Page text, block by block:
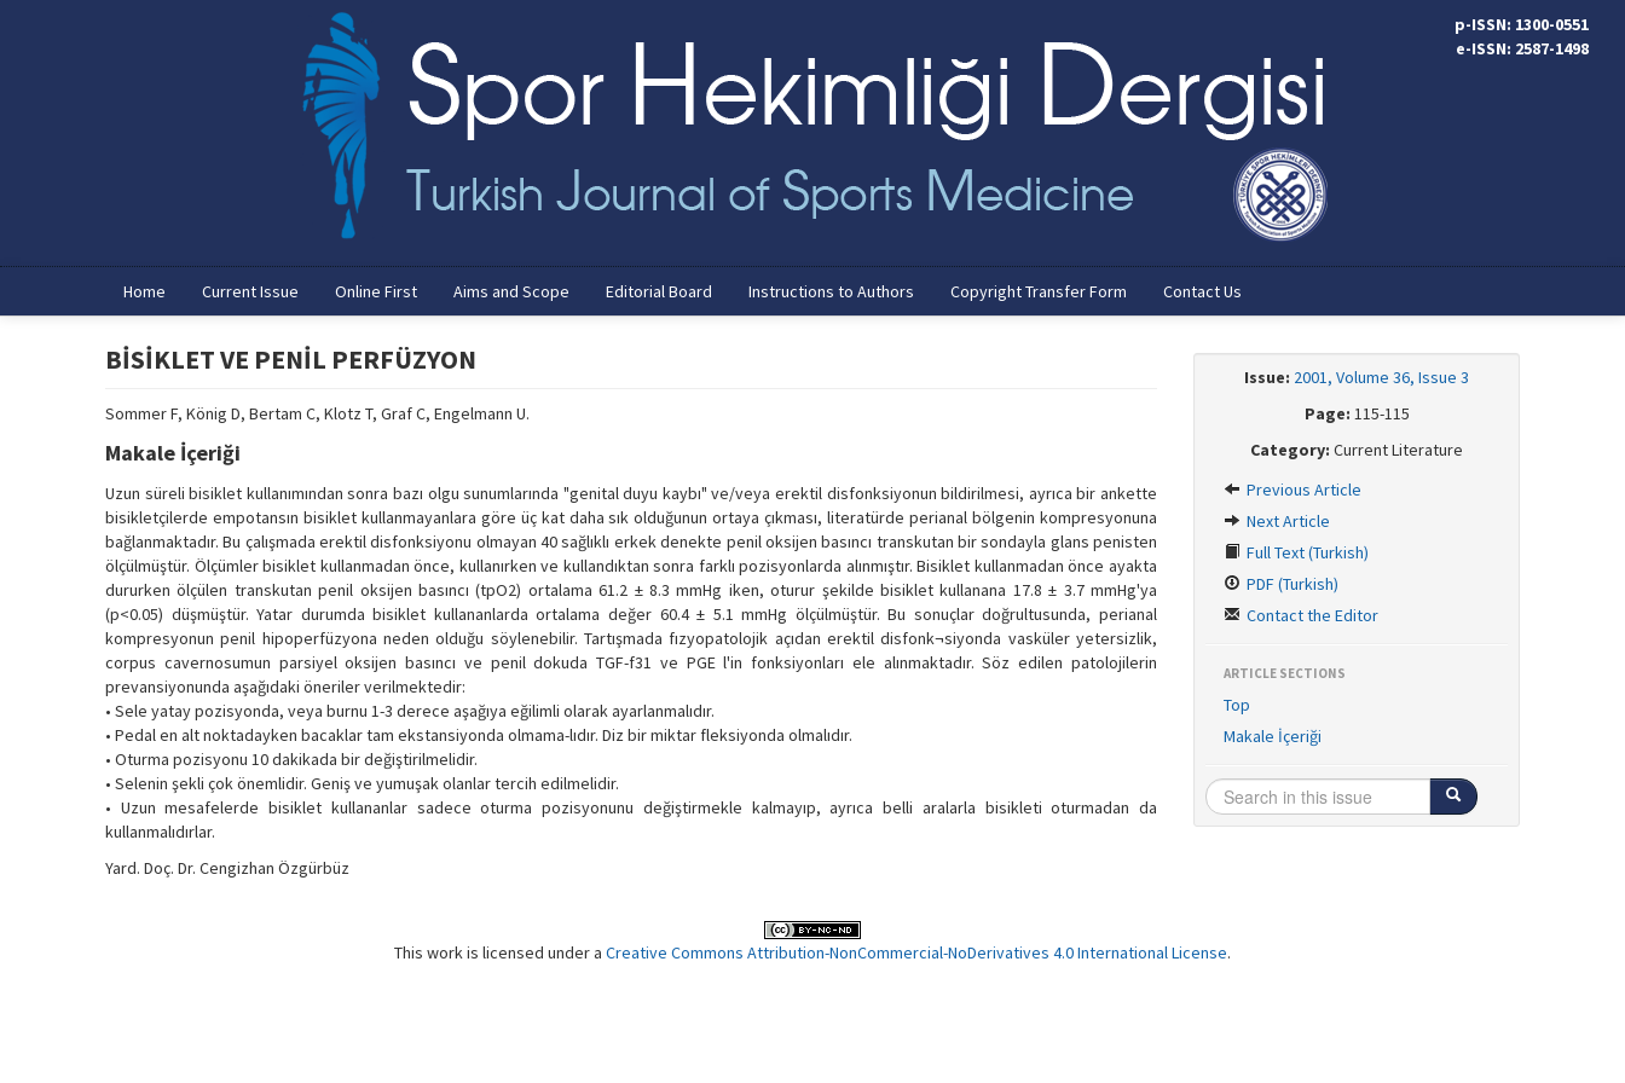
p-ISSN: 1300-0551
e-ISSN: 2587-1498
Home Current Issue Online First Aims and Scope Editorial Board Instructions to Authors Copyright Transfer Form Contact Us
BİSİKLET VE PENİL PERFÜZYON
Sommer F, König D, Bertam C, Klotz T, Graf C, Engelmann U.
Makale İçeriği
Uzun süreli bisiklet kullanımından sonra bazı olgu sunumlarında "genital duyu kaybı" ve/veya erektil disfonksiyonun bildirilmesi, ayrıca bir ankette
bisikletçilerde empotansın bisiklet kullanmayanlara göre üç kat daha sık olduğunun ortaya çıkması, literatürde perianal bölgenin kompresyonuna
bağlanmaktadır. Bu çalışmada erektil disfonksiyonu olmayan 40 sağlıklı erkek denekte penil oksijen basıncı transkutan bir sondayla glans penisten
ölçülmüştür. Ölçümler bisiklet kullanmadan önce, kullanırken ve kullandıktan sonra farklı pozisyonlarda alınmıştır. Bisiklet kullanmadan önce ayakta
dururken ölçülen transkutan penil oksijen basıncı (tpO2) ortalama 61.2 ± 8.3 mmHg iken, oturur şekilde bisiklet kullanana 17.8 ± 3.7 mmHg'ya
(p<0.05) düşmüştür. Yatar durumda bisiklet kullananlarda ortalama değer 60.4 ± 5.1 mmHg ölçülmüştür. Bu sonuçlar doğrultusunda, perianal
kompresyonun penil hipoperfüzyona neden olduğu söylenebilir. Tartışmada fızyopatolojik açıdan erektil disfonk¬siyonda vasküler yetersizlik,
corpus cavernosumun parsiyel oksijen basıncı ve penil dokuda TGF-f31 ve PGE l'in fonksiyonları ele alınmaktadır. Söz edilen patolojilerin
prevansiyonunda aşağıdaki öneriler verilmektedir:
• Sele yatay pozisyonda, veya burnu 1-3 derece aşağıya eğilimli olarak ayarlanmalıdır.
• Pedal en alt noktadayken bacaklar tam ekstansiyonda olmama-lıdır. Diz bir miktar fleksiyonda olmalıdır.
• Oturma pozisyonu 10 dakikada bir değiştirilmelidir.
• Selenin şekli çok önemlidir. Geniş ve yumuşak olanlar tercih edilmelidir.
• Uzun mesafelerde bisiklet kullananlar sadece oturma pozisyonunu değiştirmekle kalmayıp, ayrıca belli aralarla bisikleti oturmadan da
kullanmalıdırlar.
Yard. Doç. Dr. Cengizhan Özgürbüz
Issue: 2001, Volume 36, Issue 3
Page: 115-115
Category: Current Literature
Previous Article
Next Article
Full Text (Turkish)
PDF (Turkish)
Contact the Editor
ARTICLE SECTIONS
Top
Makale İçeriği
This work is licensed under a Creative Commons Attribution-NonCommercial-NoDerivatives 4.0 International License.